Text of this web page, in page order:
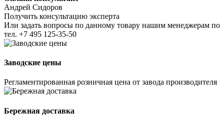
Андрей Сидоров
Получить консультацию эксперта
Или задать вопросы по данному товару нашим менеджерам по
тел. +7 495 125-35-50
Заводские цены
Регламентированная розничная цена от завода производителя
Бережная доставка